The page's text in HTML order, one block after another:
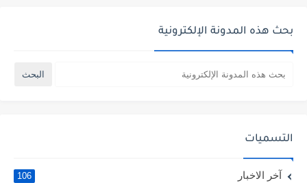
بحث هذه المدونة الإلكترونية
التسميات
آخر الاخبار 106